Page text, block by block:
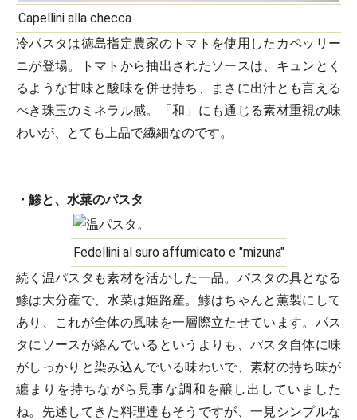
Capellini alla checca
冷パスタは徳島指定農家のトマトを使用したカペッリー
ニが登場。トマトから抽出されたソースは、キュンとく
るような甘味と酸味を併せ持ち、まさに出汁とも言える
べき珠玉のミネラル感。「和」にも通じる素材重視の味
わいが、とても上品で繊細なのです。
・鯵と、水菜のパスタ
Fedellini al suro affumicato e "mizuna"
続く温パスタも素材を活かした一品。パスタの具となる
鯵は大分産で、水菜は姫路産。鯵はちゃんと薫製にして
あり、これが全体の風味を一層際立たせています。パス
タにソースが絡んでいるというよりも、パスタ自体に味
がしっかりと染み込んでいる味わいで、素材の持ち味が
纏まりを持ちながら見事な調和を醸し出していました
ね。先述してきた料理達もそうですが、一見シンプルな